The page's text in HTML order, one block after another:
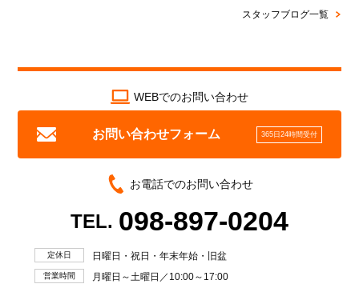
スタッフブログ一覧
WEBでのお問い合わせ
お問い合わせフォーム 365日24時間受付
お電話でのお問い合わせ
TEL. 098-897-0204
定休日 日曜日・祝日・年末年始・旧盆
営業時間 月曜日～土曜日／10:00～17:00